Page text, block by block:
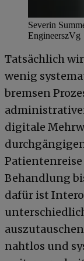
Severin
EngineerszVg
Tatsächlich
wenig
bremsen
digitale
Behandlung
dafür ist
nahtlos und